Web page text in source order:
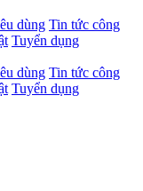
dùng Tin tức công
Tuyển dụng
dùng Tin tức công
Tuyển dụng